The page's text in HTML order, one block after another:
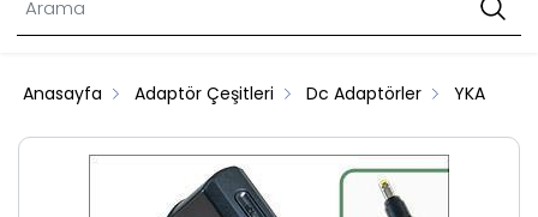
Anasayfa Adaptör Çeşitleri Dc Adaptörler YKA